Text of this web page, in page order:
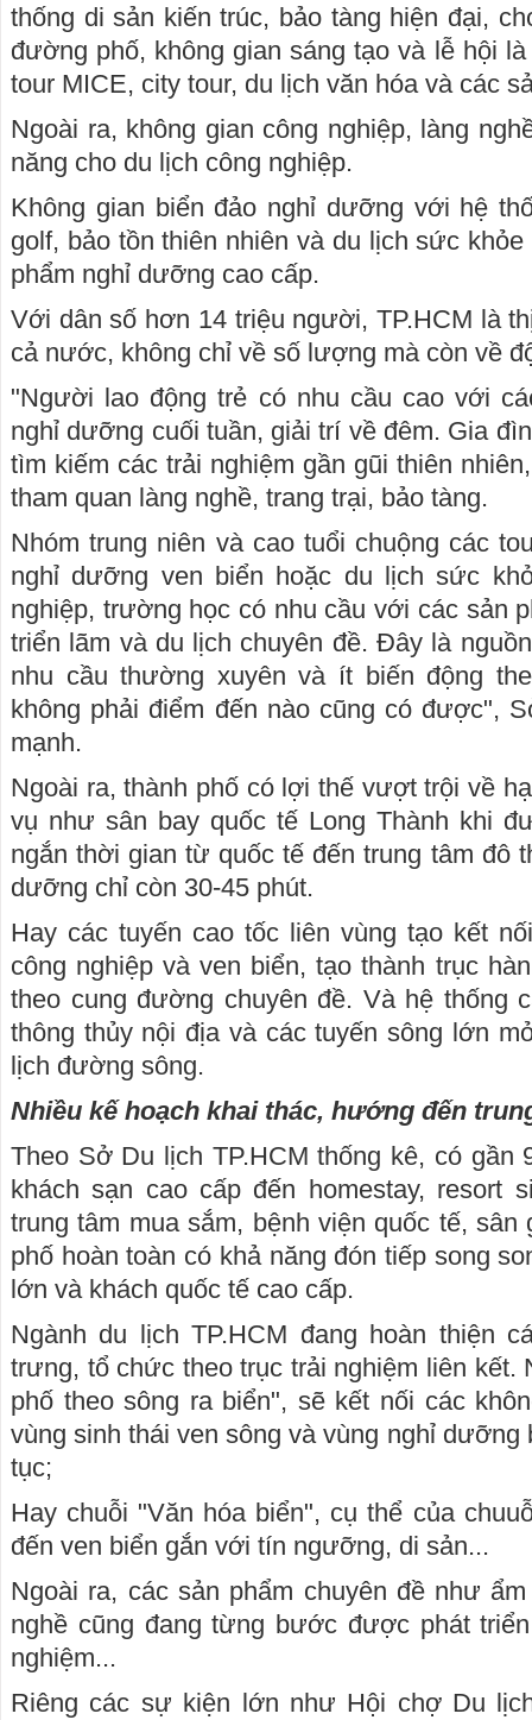
thống di sản kiến trúc, bảo tàng hiện đại,
đường phố, không gian sáng tạo và lễ hội
tour MICE, city tour, du lịch văn hóa và các
Ngoài ra, không gian công nghiệp, làng
năng cho du lịch công nghiệp.
Không gian biển đảo nghỉ dưỡng với hệ
golf, bảo tồn thiên nhiên và du lịch sức
phẩm nghỉ dưỡng cao cấp.
Với dân số hơn 14 triệu người, TP.HCM là
cả nước, không chỉ về số lượng mà còn về
"Người lao động trẻ có nhu cầu cao với
nghỉ dưỡng cuối tuần, giải trí về đêm. Gia
tìm kiếm các trải nghiệm gần gũi thiên
tham quan làng nghề, trang trại, bảo tàng.
Nhóm trung niên và cao tuổi chuộng các
nghỉ dưỡng ven biển hoặc du lịch sức
nghiệp, trường học có nhu cầu với các sản
triển lãm và du lịch chuyên đề. Đây là
nhu cầu thường xuyên và ít biến động
không phải điểm đến nào cũng có được",
mạnh.
Ngoài ra, thành phố có lợi thế vượt trội về
vụ như sân bay quốc tế Long Thành khi
ngắn thời gian từ quốc tế đến trung tâm đô
dưỡng chỉ còn 30-45 phút.
Hay các tuyến cao tốc liên vùng tạo kết
công nghiệp và ven biển, tạo thành trục
theo cung đường chuyên đề. Và hệ thống
thông thủy nội địa và các tuyến sông lớn
lịch đường sông.
Nhiều kế hoạch khai thác, hướng đến
Theo Sở Du lịch TP.HCM thống kê, có gần
khách sạn cao cấp đến homestay, resort
trung tâm mua sắm, bệnh viện quốc tế, sân
phố hoàn toàn có khả năng đón tiếp song
lớn và khách quốc tế cao cấp.
Ngành du lịch TP.HCM đang hoàn thiện
trưng, tổ chức theo trục trải nghiệm liên kết.
phố theo sông ra biển", sẽ kết nối các
vùng sinh thái ven sông và vùng nghỉ dưỡng
tục;
Hay chuỗi "Văn hóa biển", cụ thể của
đến ven biển gắn với tín ngưỡng, di sản...
Ngoài ra, các sản phẩm chuyên đề như
nghề cũng đang từng bước được phát
nghiệm...
Riêng các sự kiện lớn như Hội chợ Du